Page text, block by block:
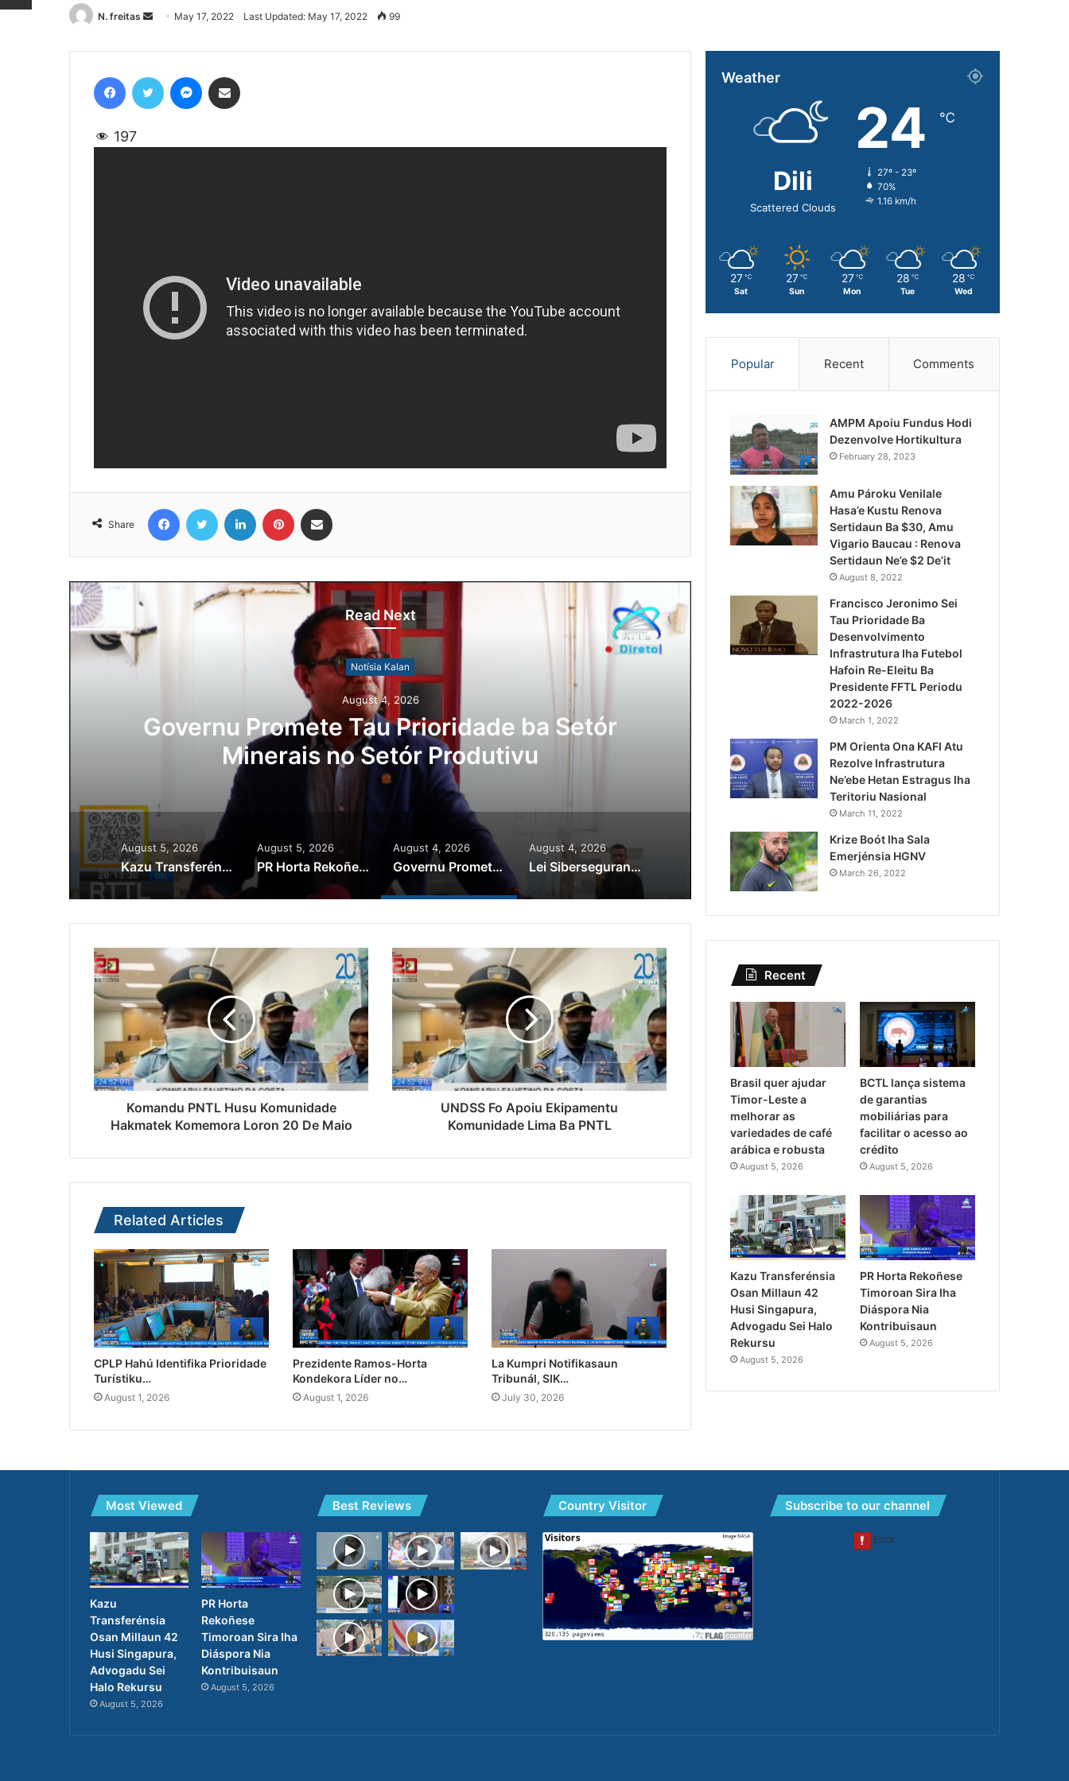
N. freitas
Send
email
May 17, 2022 Last Updated: May 17, 2022 99
197
Share
Read Next
Notísia Kalan
August 4, 2026
Governu Promete Tau Prioridade ba Setór
Minerais no Setór Produtivu
Lei Siberseguransa Ajuda
Kaptura Autór Kriminozu
Estranjeiru
August 5, 2026
Kazu Transferénsia Osan Millaun 42 Husi Singapura, Advogadu Sei Halo Rekursu
August 5, 2026
PR Horta Rekoñese Timoroan Sira Iha Diáspora Nia Kontribuisaun
August 4, 2026
Governu Promete Tau Prioridade ba Setór Minerais no Setór Produtivu
August 4, 2026
Lei Siberseguransa Ajuda Autoridade Polisiál Kaptura Autór Kriminozu ho Paradeiru Iha Estranjeiru
Komandu PNTL Husu Komunidade
Hakmatek Komemora Loron 20 De Maio
UNDSS Fo Apoiu Ekipamentu
Komunidade Lima Ba PNTL
Related Articles
CPLP Hahú Identifika Prioridade
Turístiku…
August 1, 2026
Prezidente Ramos-Horta
Kondekora Líder no…
August 1, 2026
La Kumpri Notifikasaun
Tribunál, SIK…
July 30, 2026
Weather
Dili
Scattered Clouds
24 ℃
27º - 23º
70%
1.16 km/h
27 ℃
Sat
27 ℃
Sun
27 ℃
Mon
28 ℃
Tue
28 ℃
Wed
Popular Recent Comments
AMPM Apoiu Fundus Hodi
Dezenvolve Hortikultura
February 28, 2023
Amu Pároku Venilale
Hasa’e Kustu Renova
Sertidaun Ba $30, Amu
Vigario Baucau : Renova
Sertidaun Ne’e $2 De’it
August 8, 2022
Francisco Jeronimo Sei
Tau Prioridade Ba
Desenvolvimento
Infrastrutura Iha Futebol
Hafoin Re-Eleitu Ba
Presidente FFTL Periodu
2022-2026
March 1, 2022
PM Orienta Ona KAFI Atu
Rezolve Infrastrutura
Ne’ebe Hetan Estragus Iha
Teritoriu Nasional
March 11, 2022
Krize Boót Iha Sala
Emerjénsia HGNV
March 26, 2022
Recent
Brasil quer ajudar
Timor-Leste a
melhorar as
variedades de café
arábica e robusta
August 5, 2026
BCTL lança sistema
de garantias
mobiliárias para
facilitar o acesso ao
crédito
August 5, 2026
Kazu Transferénsia
Osan Millaun 42
Husi Singapura,
Advogadu Sei Halo
Rekursu
August 5, 2026
PR Horta Rekoñese
Timoroan Sira Iha
Diáspora Nia
Kontribuisaun
August 5, 2026
Most Viewed
Kazu
Transferénsia
Osan Millaun 42
Husi Singapura,
Advogadu Sei
Halo Rekursu
August 5, 2026
PR Horta
Rekoñese
Timoroan Sira Iha
Diáspora Nia
Kontribuisaun
August 5, 2026
Best Reviews Country Visitor Subscribe to our channel